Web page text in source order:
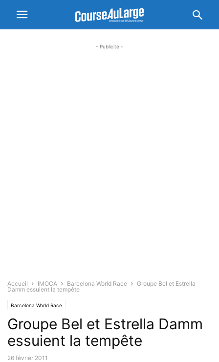
- Publicité -
Accueil IMOCA Barcelona World Race
Groupe Bel et Estrella
Damm essuient la tempête
Barcelona World Race
Groupe Bel et Estrella Damm
essuient la tempête
26 février 2011